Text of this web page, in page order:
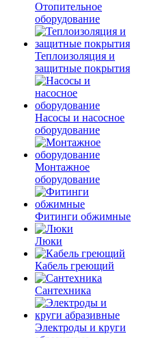
Отопительное
оборудование
Теплоизоляция и
защитные покрытия
Насосы и насосное
оборудование
Монтажное
оборудование
Фитинги обжимные
Люки
Кабель греющий
Сантехника
Электроды и круги